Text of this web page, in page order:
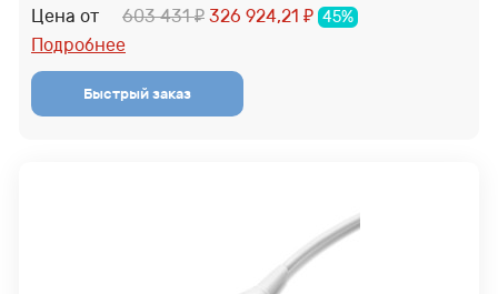
Цена от 603 431₽ 326 924,21 ₽ 45%
Подробнее